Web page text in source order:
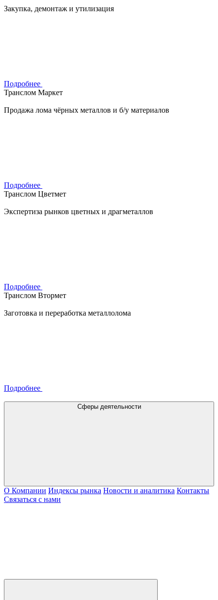
Закупка, демонтаж и утилизация
Подробнее
Транслом Маркет
Продажа лома чёрных металлов и б/у материалов
Подробнее
Транслом Цветмет
Экспертиза рынков цветных и драгметаллов
Подробнее
Транслом Втормет
Заготовка и переработка металлолома
Подробнее
Сферы деятельности
О Компании Индексы рынка Новости и аналитика Контакты
Связаться с нами